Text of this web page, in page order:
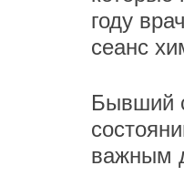
году
сеанс
Бывший
важным